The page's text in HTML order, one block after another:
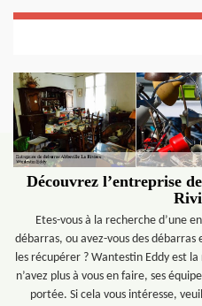
Découvrez l’entreprise
Etes-vous à la recherche d’une
débarras, ou avez-vous des
les récupérer ? Wantestin Eddy est
n’avez plus à vous en faire, ses
portée. Si cela vous intéresse,